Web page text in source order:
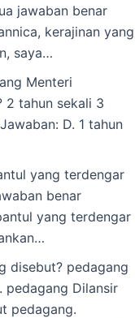
jawaban benar
kerajinan yang
saya…
Menteri
2 tahun sekali 3
D. 1 tahun
yang terdengar
benar
yang terdengar
disebut? pedagang
pedagang Dilansir
pedagang.